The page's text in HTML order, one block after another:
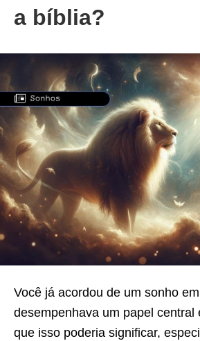
a bíblia?
Você já acordou de um sonho
desempenhava um papel central
que isso poderia significar,